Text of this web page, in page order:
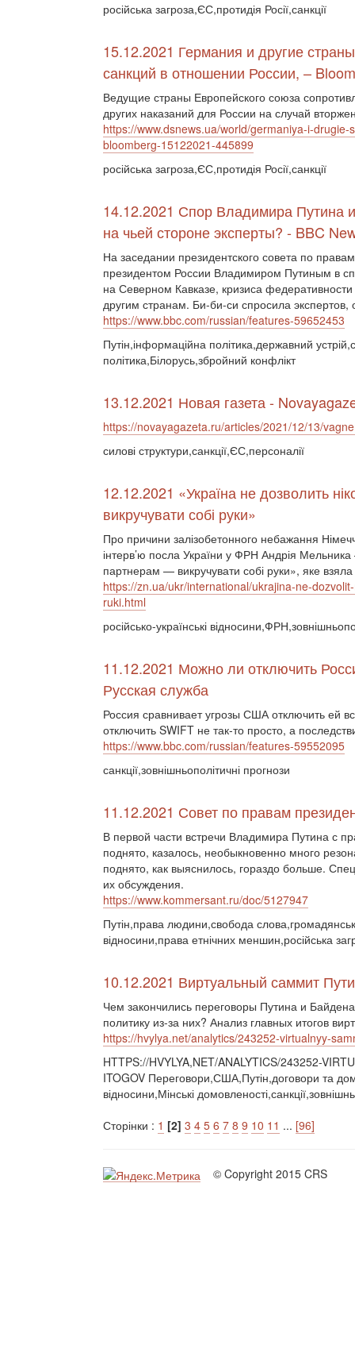
російська загроза,ЄС,протидія Росії,санкції
15.12.2021 Германия и другие
санкций в отношении России, –
Ведущие страны Европейского союза
других наказаний для России на случай
https://www.dsnews.ua/world/germaniya-i-
bloomberg-15122021-445899
російська загроза,ЄС,протидія Росії,санкції
14.12.2021 Спор Владимира Путина
на чьей стороне эксперты? - BBC
На заседании президентского совета по
президентом России Владимиром Путиным в
на Северном Кавказе, кризиса
другим странам. Би-би-си спросила
https://www.bbc.com/russian/features-59652453
Путін,інформаційна політика,державний
політика,Білорусь,збройний конфлікт
13.12.2021 Новая газета -
https://novayagazeta.ru/articles/2021/12/13/
силові структури,санкції,ЄС,персоналії
12.12.2021 «Україна не дозволить
викручувати собі руки»
Про причини залізобетонного небажання
інтерв’ю посла України у ФРН Андрія
партнерам — викручувати собі руки», яке
https://zn.ua/ukr/international/ukrajina-ne-
ruki.html
російсько-українські
11.12.2021 Можно ли отключить
Русская служба
Россия сравнивает угрозы США отключить ей
отключить SWIFT не так-то просто, а
https://www.bbc.com/russian/features-59552095
санкції,зовнішньополітичні прогнози
11.12.2021 Совет по правам
В первой части встречи Владимира Путина с
поднято, казалось, необыкновенно много
поднято, как выяснилось, гораздо больше.
их обсуждения.
https://www.kommersant.ru/doc/5127947
Путін,права людини,свобода
відносини,права етнічних меншин,російська
10.12.2021 Виртуальный саммит
Чем закончились переговоры Путина и
политику из-за них? Анализ главных итогов
https://hvylya.net/analytics/243252-virtualnyy-
HTTPS://HVYLYA,NET/ANALYTICS/243252-
ITOGOV Переговори,США,Путін,договори та
відносини,Мінські
Сторінки : 1 [2] 3 4 5 6 7 8 9 10 11 ... [96]
© Copyright 2015 CRS